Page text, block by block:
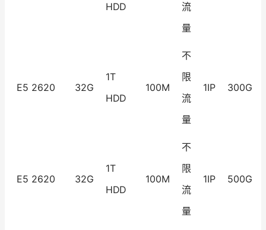
HDD
流
量
E5 2620 32G
1T
HDD
100M
不
限
流
量
1IP 300G
E5 2620 32G
1T
HDD
100M
不
限
流
量
1IP 500G